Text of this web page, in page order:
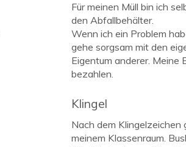
Für meinen Müll bin ich
den Abfallbehälter.
Wenn ich ein Problem
gehe sorgsam mit den
Eigentum anderer. Meine
bezahlen.
Klingel
Nach dem Klingelzeichen
meinem Klassenraum.